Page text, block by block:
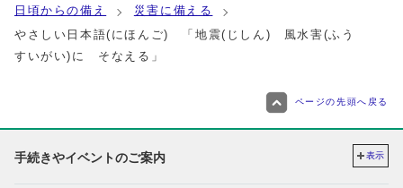
日頃からの備え
災害に備える
やさしい日本語(にほんご) 「地震(じしん) 風水害(ふう
すいがい)に そなえる」
ページの先頭へ戻る
手続きやイベントのご案内 表示